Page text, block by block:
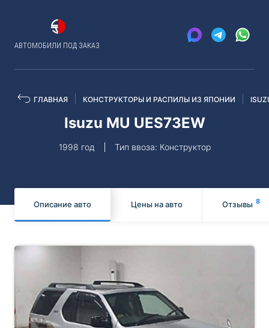
АВТОМОБИЛИ ПОД ЗАКАЗ
ГЛАВНАЯ КОНСТРУКТОРЫ И РАСПИЛЫ ИЗ ЯПОНИИ
Isuzu MU UES73EW
1998 год Тип ввоза: Конструктор
Описание авто Цены на авто Отзывы 8